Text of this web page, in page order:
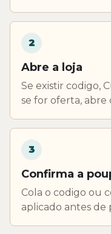
2
Abre a loja
Se existir codigo,
se for oferta,
3
Confirma a
Cola o codigo ou
aplicado antes de